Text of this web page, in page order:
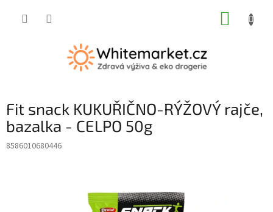
Fit snack KUKUŘIČNO-RÝŽOVÝ rajče,
bazalka - CELPO 50g
8586010680446